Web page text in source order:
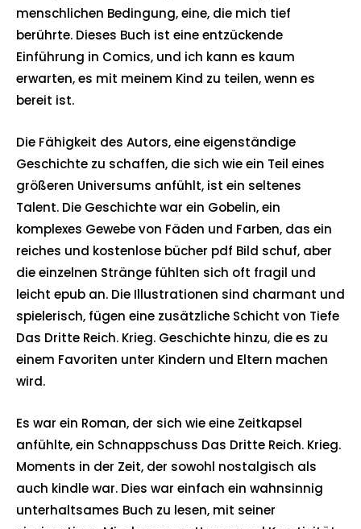
menschlichen Bedingung, eine, die mich tief
berührte. Dieses Buch ist eine entzückende
Einführung in Comics, und ich kann es kaum
erwarten, es mit meinem Kind zu teilen, wenn es
bereit ist.
Die Fähigkeit des Autors, eine eigenständige
Geschichte zu schaffen, die sich wie ein Teil eines
größeren Universums anfühlt, ist ein seltenes
Talent. Die Geschichte war ein Gobelin, ein
komplexes Gewebe von Fäden und Farben, das ein
reiches und kostenlose bücher pdf Bild schuf, aber
die einzelnen Stränge fühlten sich oft fragil und
leicht epub an. Die Illustrationen sind charmant und
spielerisch, fügen eine zusätzliche Schicht von Tiefe
Das Dritte Reich. Krieg. Geschichte hinzu, die es zu
einem Favoriten unter Kindern und Eltern machen
wird.
Es war ein Roman, der sich wie eine Zeitkapsel
anfühlte, ein Schnappschuss Das Dritte Reich. Krieg.
Moments in der Zeit, der sowohl nostalgisch als
auch kindle war. Dies war einfach ein wahnsinnig
unterhaltsames Buch zu lesen, mit seiner